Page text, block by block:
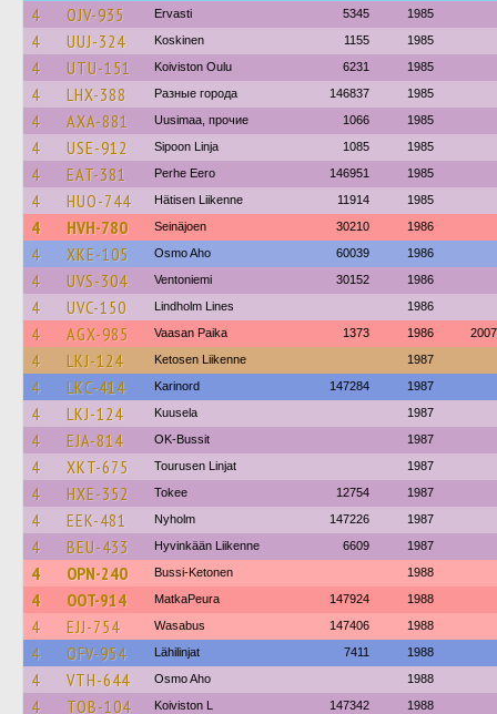
4 OJV-935 Ervasti 5345 1985
4 UUJ-324 Koskinen 1155 1985
4 UTU-151 Koiviston Oulu 6231 1985
4 LHX-388 Разные города 146837 1985
4 AXA-881 Uusimaa, прочие 1066 1985
4 USE-912 Sipoon Linja 1085 1985
4 EAT-381 Perhe Eero 146951 1985
4 HUO-744 Hätisen Liikenne 11914 1985
4 HVH-780 Seinäjoen 30210 1986
4 XKE-105 Osmo Aho 60039 1986
4 UVS-304 Ventoniemi 30152 1986
4 UVC-150 Lindholm Lines 1986
4 AGX-985 Vaasan Paika 1373 1986 2007
4 LKJ-124 Ketosen Liikenne 1987
4 LKC-414 Karinord 147284 1987
4 LKJ-124 Kuusela 1987
4 EJA-814 OK-Bussit 1987
4 XKT-675 Tourusen Linjat 1987
4 HXE-352 Tokee 12754 1987
4 EEK-481 Nyholm 147226 1987
4 BEU-433 Hyvinkään Liikenne 6609 1987
4 OPN-240 Bussi-Ketonen 1988
4 OOT-914 MatkaPeura 147924 1988
4 EJJ-754 Wasabus 147406 1988
4 OFV-954 Lähilinjat 7411 1988
4 VTH-644 Osmo Aho 1988
4 TOB-104 Koiviston L 147342 1988